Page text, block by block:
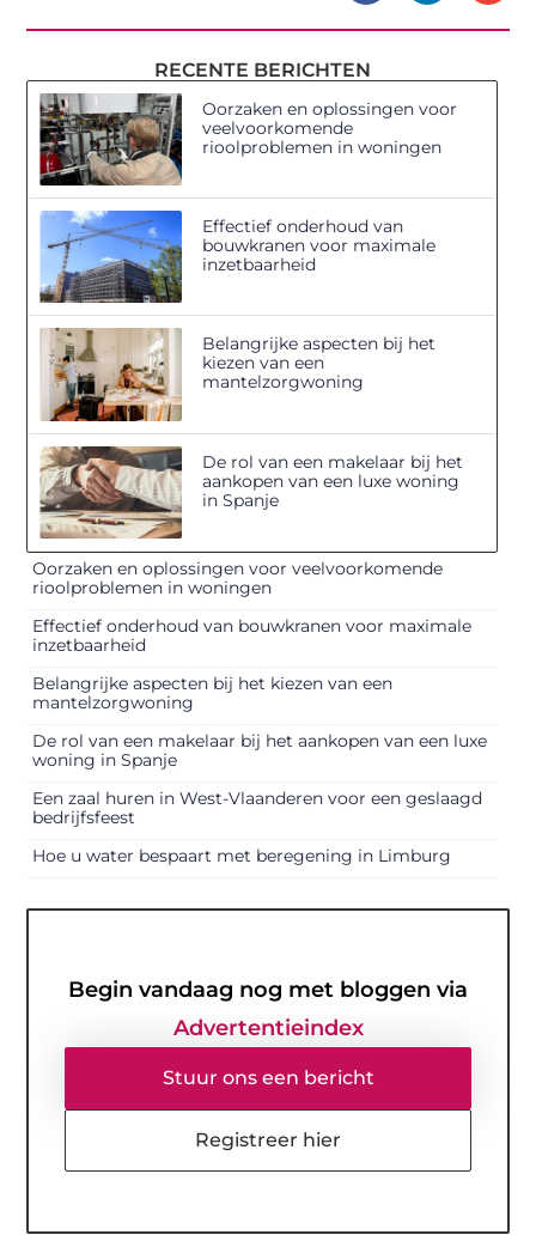
RECENTE BERICHTEN
Oorzaken en oplossingen voor
veelvoorkomende
rioolproblemen in woningen
Effectief onderhoud van
bouwkranen voor maximale
inzetbaarheid
Belangrijke aspecten bij het
kiezen van een
mantelzorgwoning
De rol van een makelaar bij het
aankopen van een luxe woning
in Spanje
Oorzaken en oplossingen voor veelvoorkomende
rioolproblemen in woningen
Effectief onderhoud van bouwkranen voor maximale
inzetbaarheid
Belangrijke aspecten bij het kiezen van een
mantelzorgwoning
De rol van een makelaar bij het aankopen van een luxe
woning in Spanje
Een zaal huren in West-Vlaanderen voor een geslaagd
bedrijfsfeest
Hoe u water bespaart met beregening in Limburg
Begin vandaag nog met bloggen via
Advertentieindex
Stuur ons een bericht
Registreer hier